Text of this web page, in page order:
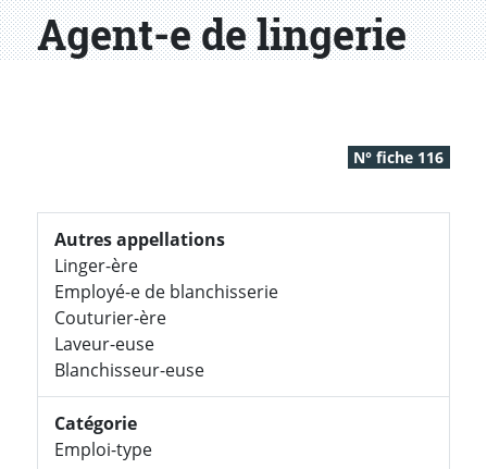
Agent-e de lingerie
N° fiche 116
Autres appellations
Linger-ère
Employé-e de blanchisserie
Couturier-ère
Laveur-euse
Blanchisseur-euse
Catégorie
Emploi-type